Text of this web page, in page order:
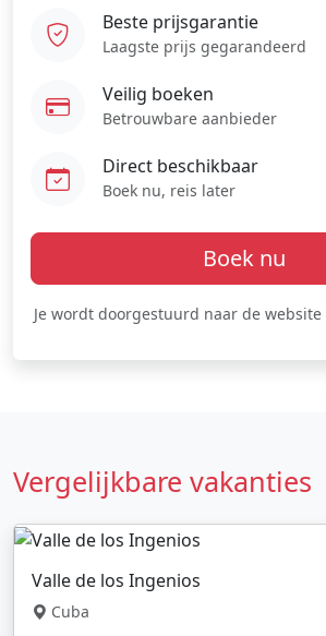
Beste prijsgarantie
Laagste prijs gegarandeerd
Veilig boeken
Betrouwbare aanbieder
Direct beschikbaar
Boek nu, reis later
Boek nu
Je wordt doorgestuurd naar de
Vergelijkbare vakanties
Valle de los Ingenios
Cuba